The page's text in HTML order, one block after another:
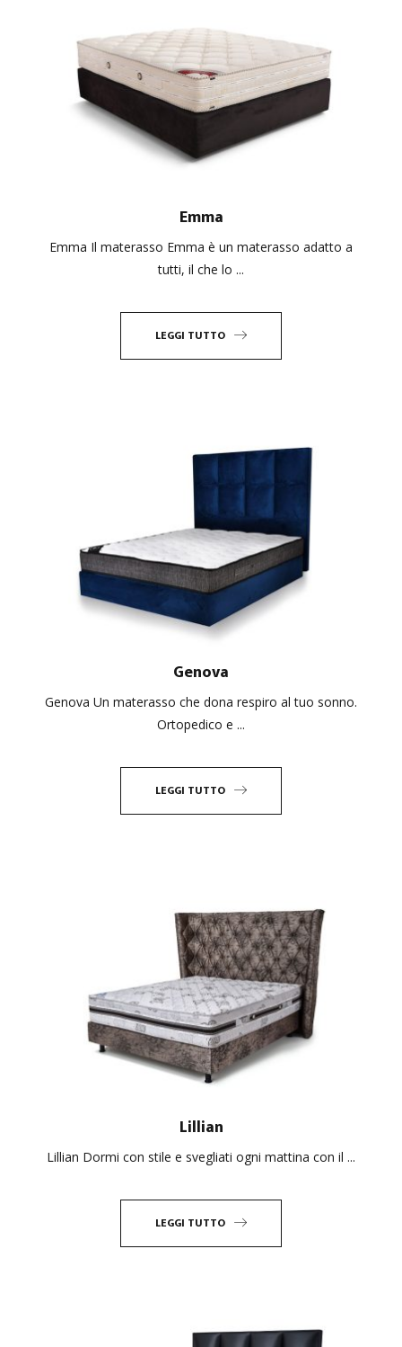
Emma
Emma Il materasso Emma è un materasso adatto a
tutti, il che lo ...
LEGGI TUTTO
Genova
Genova Un materasso che dona respiro al tuo sonno.
Ortopedico e ...
LEGGI TUTTO
Lillian
Lillian Dormi con stile e svegliati ogni mattina con il ...
LEGGI TUTTO